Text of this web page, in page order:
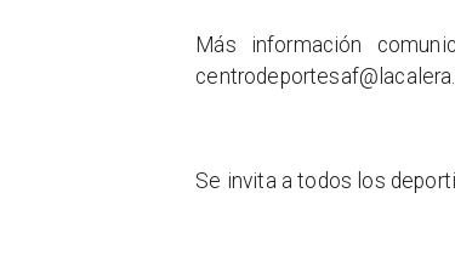
Más información
Se invita a todos los